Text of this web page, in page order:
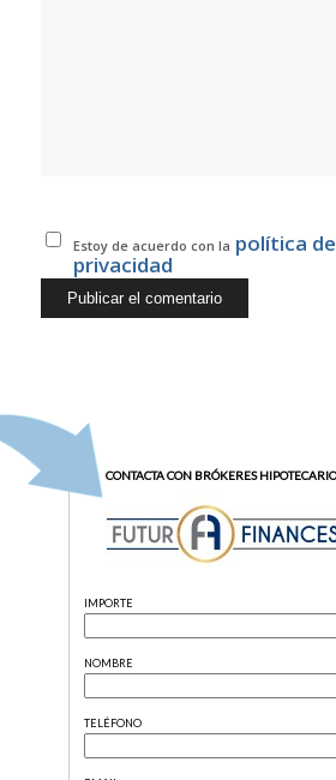
Estoy de acuerdo con la política de
privacidad